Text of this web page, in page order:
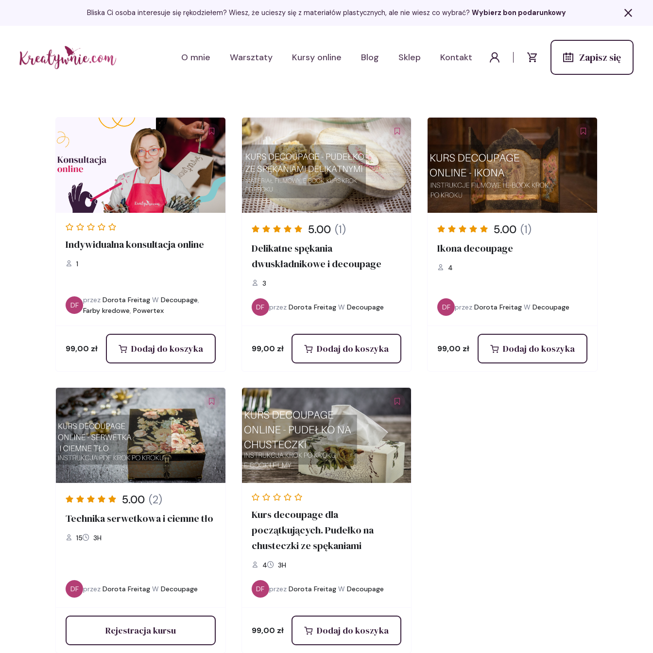
Bliska Ci osoba interesuje się rękodziełem? Wiesz, że ucieszy się z materiałów plastycznych, ale nie wiesz co wybrać? Wybierz bon podarunkowy
Kreatywnie.com O mnie Warsztaty Kursy online Blog Sklep Kontakt Moje kontoKoszyk Wydarzenia
Zapisz się
Indywidualna konsultacja online
1
DF
przez Dorota Freitag W Decoupage,
Farby kredowe, Powertex
99,00 zł Dodaj do koszyka
5.00 (1)
Delikatne spękania
dwuskładnikowe i decoupage
3
DF przez Dorota FreitagW Decoupage
99,00 zł Dodaj do koszyka
5.00 (1)
Ikona decoupage
4
DF przezDorota Freitag WDecoupage
99,00 zł Dodaj do koszyka
5.00 (2)
Technika serwetkowa i ciemne tło
15 3H
DF przez Dorota Freitag W Decoupage
Rejestracja kursu
Kurs decoupage dla
początkujących. Pudełko na
chusteczki ze spękaniami
4 3H
DF przez Dorota FreitagW Decoupage
99,00 zł Dodaj do koszyka